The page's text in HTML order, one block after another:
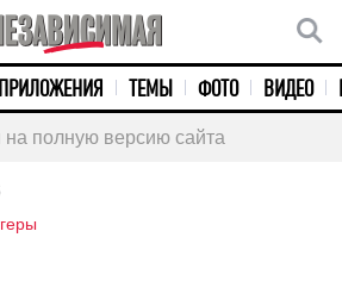
ПРИЛОЖЕНИЯ ТЕМЫ ФОТО ВИДЕО
на полную версию сайта